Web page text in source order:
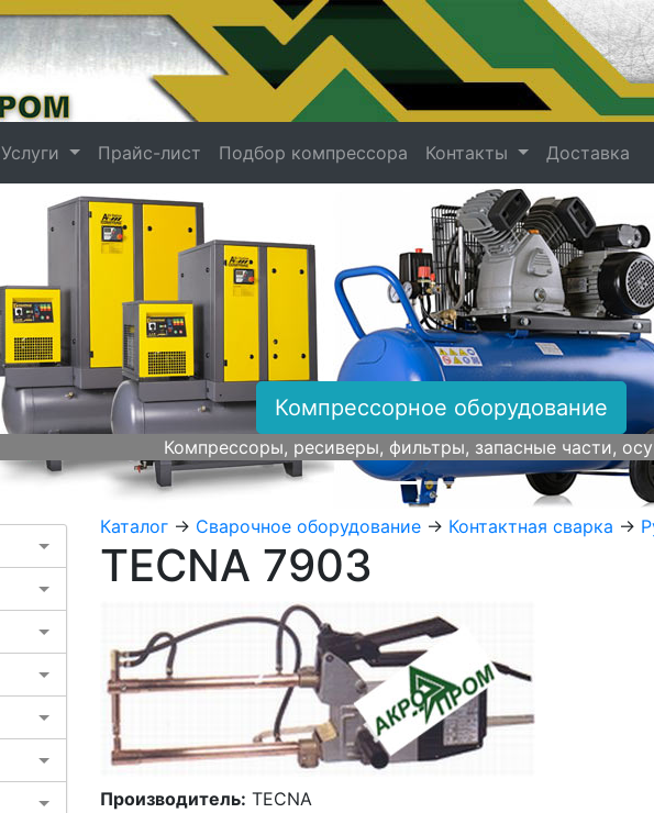
Услуги Прайс-лист Подбор компрессора Контакты Доставка
Компрессорное оборудование
Компрессоры, ресиверы, фильтры, запасные части,
Каталог -> Сварочное оборудование -> Контактная сварка ->
TECNA 7903
Производитель: TECNA